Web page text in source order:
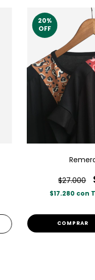
20%
OFF
$27.000
$17.280 con
COMPRAR